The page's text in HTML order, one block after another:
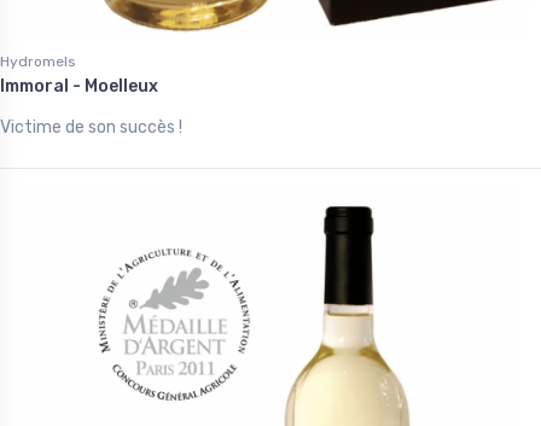
Hydromels
Immoral - Moelleux
Victime de son succès !